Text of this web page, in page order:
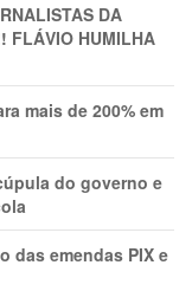
DA
FLÁVIO HUMILHA
mais de 200% em
do governo e
das emendas PIX e